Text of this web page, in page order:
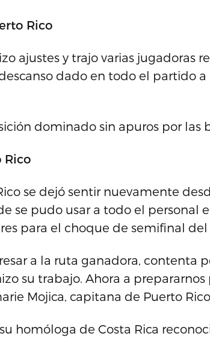
Rico
ajustes y trajo varias jugadoras
dado en todo el partido
dominado sin apuros por las
Rico
se dejó sentir nuevamente
se pudo usar a todo el personal
para el choque de semifinal del
a la ruta ganadora, contenta
su trabajo. Ahora a
Mojica, capitana de Puerto
homóloga de Costa Rica